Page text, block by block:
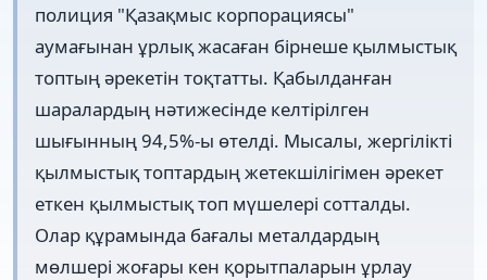
полиция "Қазақмыс корпорациясы"
аумағынан ұрлық жасаған бірнеше қылмыстық
топтың әрекетін тоқтатты. Қабылданған
шаралардың нәтижесінде келтірілген
шығынның 94,5%-ы өтелді. Мысалы, жергілікті
қылмыстық топтардың жетекшілігімен әрекет
еткен қылмыстық топ мүшелері сотталды.
Олар құрамында бағалы металдардың
мөлшері жоғары кен қорытпаларын ұрлау